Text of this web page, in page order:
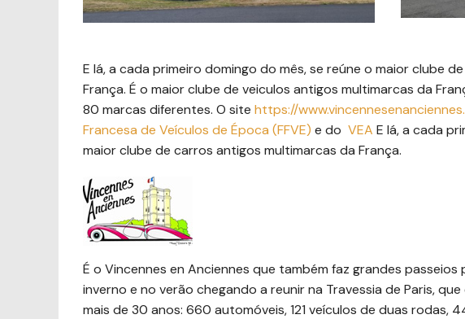
E lá, a cada primeiro domingo do mês, se reúne o maior clube
França. É o maior clube de veiculos antigos multimarcas da
80 marcas diferentes. O site https://
Francesa de Veículos de Época (FFVE) e do VEA E lá, a cada
maior clube de carros antigos multimarcas da França.
É o Vincennes en Anciennes que também faz grandes
inverno e no verão chegando a reunir na Travessia de Paris,
mais de 30 anos: 660 automóveis, 121 veículos de duas rodas,